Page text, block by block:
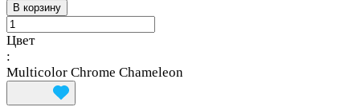
В корзину
Цвет
:
Multicolor Chrome Chameleon